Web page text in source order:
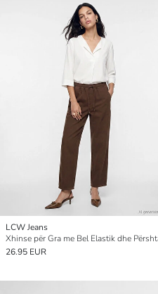
LCW Jeans
26.95 EUR